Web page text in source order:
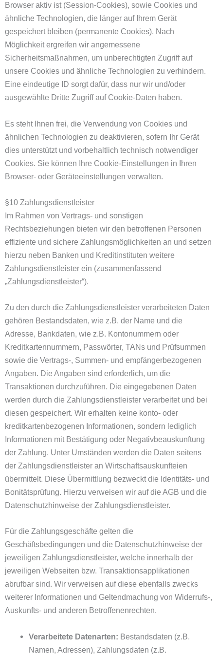
Browser aktiv ist (Session-Cookies), sowie Cookies und
ähnliche Technologien, die länger auf Ihrem Gerät
gespeichert bleiben (permanente Cookies). Nach
Möglichkeit ergreifen wir angemessene
Sicherheitsmaßnahmen, um unberechtigten Zugriff auf
unsere Cookies und ähnliche Technologien zu verhindern.
Eine eindeutige ID sorgt dafür, dass nur wir und/oder
ausgewählte Dritte Zugriff auf Cookie-Daten haben.
Es steht Ihnen frei, die Verwendung von Cookies und
ähnlichen Technologien zu deaktivieren, sofern Ihr Gerät
dies unterstützt und vorbehaltlich technisch notwendiger
Cookies. Sie können Ihre Cookie-Einstellungen in Ihren
Browser- oder Geräteeinstellungen verwalten.
§10 Zahlungsdienstleister
Im Rahmen von Vertrags- und sonstigen
Rechtsbeziehungen bieten wir den betroffenen Personen
effiziente und sichere Zahlungsmöglichkeiten an und setzen
hierzu neben Banken und Kreditinstituten weitere
Zahlungsdienstleister ein (zusammenfassend
„Zahlungsdienstleister“).
Zu den durch die Zahlungsdienstleister verarbeiteten Daten
gehören Bestandsdaten, wie z.B. der Name und die
Adresse, Bankdaten, wie z.B. Kontonummern oder
Kreditkartennummern, Passwörter, TANs und Prüfsummen
sowie die Vertrags-, Summen- und empfängerbezogenen
Angaben. Die Angaben sind erforderlich, um die
Transaktionen durchzuführen. Die eingegebenen Daten
werden durch die Zahlungsdienstleister verarbeitet und bei
diesen gespeichert. Wir erhalten keine konto- oder
kreditkartenbezogenen Informationen, sondern lediglich
Informationen mit Bestätigung oder Negativbeauskunftung
der Zahlung. Unter Umständen werden die Daten seitens
der Zahlungsdienstleister an Wirtschaftsauskunfteien
übermittelt. Diese Übermittlung bezweckt die Identitäts- und
Bonitätsprüfung. Hierzu verweisen wir auf die AGB und die
Datenschutzhinweise der Zahlungsdienstleister.
Für die Zahlungsgeschäfte gelten die
Geschäftsbedingungen und die Datenschutzhinweise der
jeweiligen Zahlungsdienstleister, welche innerhalb der
jeweiligen Webseiten bzw. Transaktionsapplikationen
abrufbar sind. Wir verweisen auf diese ebenfalls zwecks
weiterer Informationen und Geltendmachung von Widerrufs-,
Auskunfts- und anderen Betroffenenrechten.
Verarbeitete Datenarten: Bestandsdaten (z.B.
Namen, Adressen), Zahlungsdaten (z.B.